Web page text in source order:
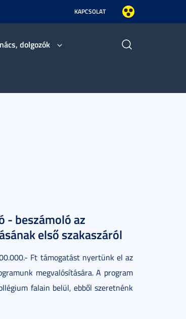
KAPCSOLAT
dolgozók
- beszámoló az
első szakaszáról
Ft támogatást nyertünk el az
megvalósítására. A program
falain belül, ebből szeretnénk